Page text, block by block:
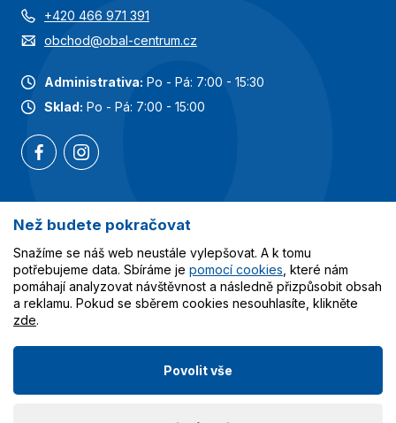
+420 466 971 391
obchod@obal-centrum.cz
Administrativa: Po - Pá: 7:00 - 15:30
Sklad: Po - Pá: 7:00 - 15:00
Nejoblíbenější kategorie
Služby
Vše o nákupu
© 2023-2026 Obalcentrum.cz. Všechna práva vyhrazena.
Než budete pokračovat
Snažíme se náš web neustále vylepšovat. A k tomu
potřebujeme data. Sbíráme je pomocí cookies , které nám
pomáhají analyzovat návštěvnost a následně přizpůsobit obsah
a reklamu. Pokud se sběrem cookies nesouhlasíte, klikněte
zde.
Povolit vše